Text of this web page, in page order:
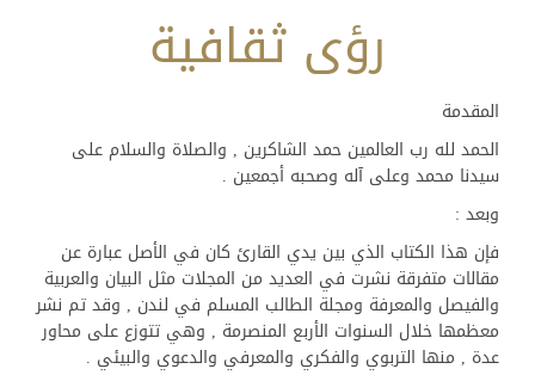
رؤى ثقافية
المقدمة
الحمد لله رب العالمين حمد الشاكرين , والصلاة والسلام على
سيدنا محمد وعلى آله وصحبه أجمعين .
وبعد :
فإن هذا الكتاب الذي بين يدي القارئ كان في الأصل عبارة عن
مقالات متفرقة نشرت في العديد من المجلات مثل البيان والعربية
والفيصل والمعرفة ومجلة الطالب المسلم في لندن , وقد تم نشر
معظمها خلال السنوات الأربع المنصرمة , وهي تتوزع على محاور
عدة , منها التربوي والفكري والمعرفي والدعوي والبيئي .